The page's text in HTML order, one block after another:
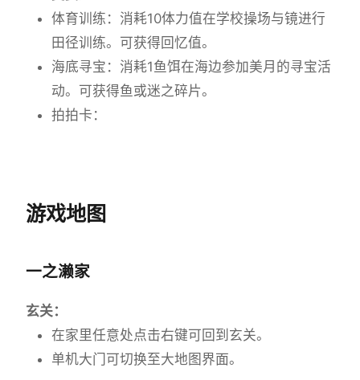
体育训练：消耗10体力值在学校操场与镜进行
田径训练。可获得回忆值。
海底寻宝：消耗1鱼饵在海边参加美月的寻宝活
动。可获得鱼或迷之碎片。
拍拍卡：
游戏地图
一之濑家
玄关：
在家里任意处点击右键可回到玄关。
单机大门可切换至大地图界面。